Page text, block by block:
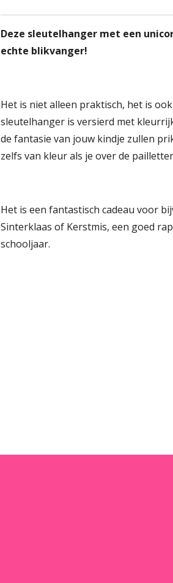
Deze sleutelhanger met een
echte blikvanger!
Het is niet alleen praktisch, het is
sleutelhanger is versierd met
de fantasie van jouw kindje zullen
zelfs van kleur als je over de
Het is een fantastisch cadeau voor
Sinterklaas of Kerstmis, een goed
schooljaar.